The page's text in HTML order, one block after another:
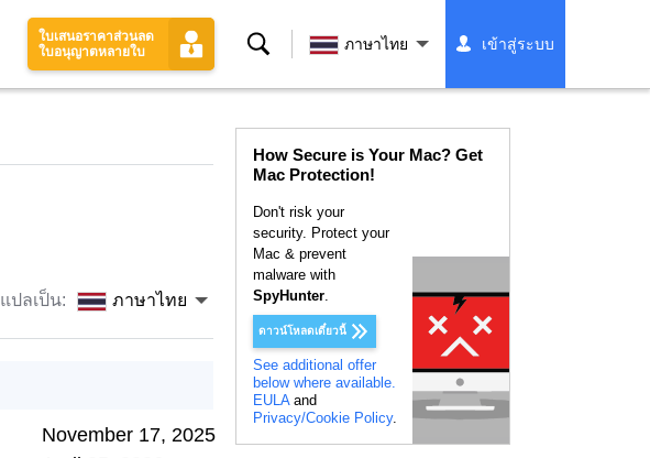
ใบเสนอราคาส่วนลด
ใบอนุญาตหลายใบ
ค้นหา ภาษาไทย เข้าสู่ระบบ
แปลเป็น: ภาษาไทย
November 17, 2025
How Secure is Your Mac? Get
Mac Protection!
Don't risk your
security. Protect your
Mac & prevent
malware with
SpyHunter.
ดาวน์โหลดเดี๋ยวนี้
See additional offer
below where available.
EULAand
Privacy/Cookie Policy.